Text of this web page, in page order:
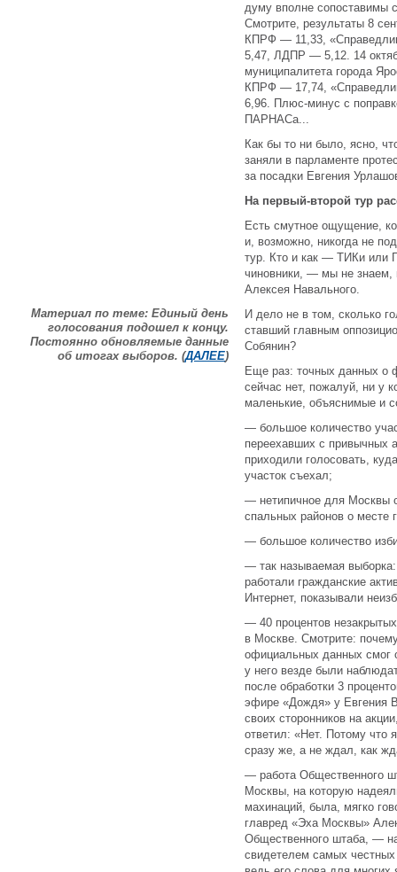
думу вполне сопоставимы
Смотрите, результаты 8
КПРФ — 11,33,
5,47, ЛДПР — 5,12. 14
муниципалитета города
КПРФ — 17,74,
6,96. Плюс-минус с
ПАРНАСа...
Как бы то ни было, ясно,
заняли в парламенте
за посадки Евгения
На первый-второй тур
Есть смутное ощущение,
и, возможно, никогда не
тур. Кто и как — ТИКи или
чиновники, — мы не знаем,
Алексея Навального.
Материал по теме: Единый день
голосования подошел к концу.
Постоянно обновляемые данные
об итогах выборов. (ДАЛЕЕ)
И дело не в том, сколько
ставший главным
Собянин?
Еще раз: точных данных о
сейчас нет, пожалуй, ни у
маленькие, объяснимые и
— большое количество
переехавших с привычных
приходили голосовать,
участок съехал;
— нетипичное для Москвы
спальных районов о месте
— большое количество
— так называемая
работали гражданские
Интернет, показывали
— 40 процентов
в Москве. Смотрите:
официальных данных смог
у него везде были
после обработки 3
эфире «Дождя» у Евгения
своих сторонников на
ответил: «Нет. Потому что
сразу же, а не ждал, как
— работа Общественного
Москвы, на которую
махинаций, была, мягко
главред «Эха Москвы»
Общественного штаба, —
свидетелем самых